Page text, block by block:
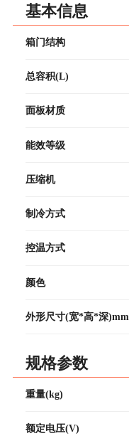
基本信息
箱门结构
总容积(L)
面板材质
能效等级
压缩机
制冷方式
控温方式
颜色
外形尺寸(宽*高*深)mm
规格参数
重量(kg)
额定电压(V)